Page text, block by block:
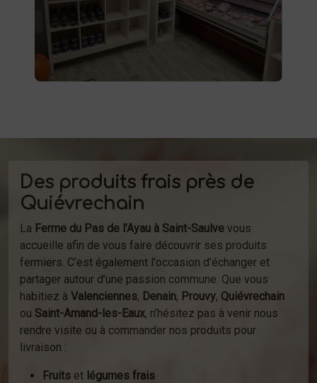
d'autres produits fermiers vous attendent.
Profitez de la vente directe de
produits
d'épicerie
à la ferme ou de notre service de
livraison.
Des produits frais près de
Quiévrechain
La Ferme du Pas de l’Ayau à Saint-Saulve vous
accueille afin de vous faire découvrir ses produits
fermiers. C’est également l'occasion d’échanger et
partager autour d’une passion commune. Que vous
habitiez à Valenciennes, Denain, Prouvy, Quiévrechain
ou Saint-Amand-les-Eaux, n’hésitez pas à venir nous
rendre visite ou à commander nos produits pour
livraison :
Fruits et légumes frais